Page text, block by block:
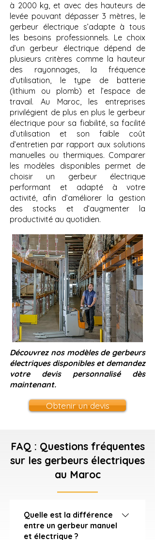
à 2000 kg, et avec des hauteurs de
levée pouvant dépasser 3 mètres, le
gerbeur électrique s’adapte à tous
les besoins professionnels. Le choix
d’un gerbeur électrique dépend de
plusieurs critères comme la hauteur
des rayonnages, la fréquence
d’utilisation, le type de batterie
(lithium ou plomb) et l’espace de
travail. Au Maroc, les entreprises
privilégient de plus en plus le gerbeur
électrique pour sa fiabilité, sa facilité
d’utilisation et son faible coût
d’entretien par rapport aux solutions
manuelles ou thermiques. Comparer
les modèles disponibles permet de
choisir un gerbeur électrique
performant et adapté à votre
activité, afin d’améliorer la gestion
des stocks et d’augmenter la
productivité au quotidien.
Découvrez nos modèles de gerbeurs
électriques disponibles et demandez
votre devis personnalisé dès
maintenant.
Obtenir un devis
FAQ : Questions fréquentes
sur les gerbeurs électriques
au Maroc
Quelle est la différence
entre un gerbeur manuel
et électrique ?